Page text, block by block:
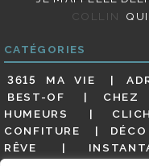
COLLIN
CATÉGORIES
3615 MA VIE
BEST-OF
CHEZ
HUMEURS
CONFITURE
DÉCO
RÊVE